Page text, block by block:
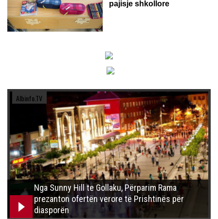
pajisje shkollore
Albinfo.TV
Nga Sunny Hill te Gollaku, Përparim Rama
prezanton ofertën verore të Prishtinës për
diasporën